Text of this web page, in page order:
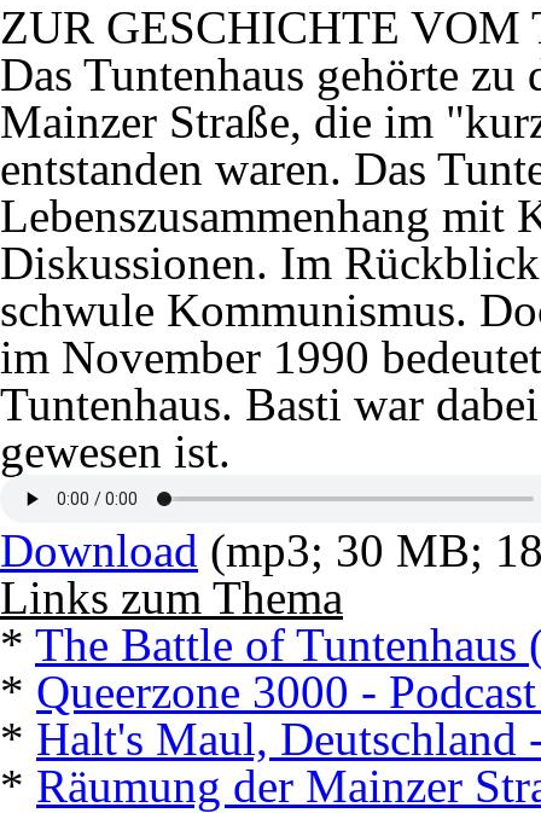
ZUR GESCHICHTE VOM
Das Tuntenhaus gehörte zu
Mainzer Straße, die im
entstanden waren. Das
Lebenszusammenhang mit
Diskussionen. Im
schwule Kommunismus.
im November 1990
Tuntenhaus. Basti war
gewesen ist.
Download (mp3; 30 MB;
Links zum Thema
* The Battle of Tuntenhaus
* Queerzone 3000 -
* Halt's Maul, Deutschland
* Räumung der Mainzer